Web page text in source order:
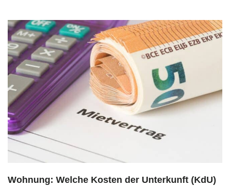
Wohnung: Welche Kosten der Unterkunft (KdU)